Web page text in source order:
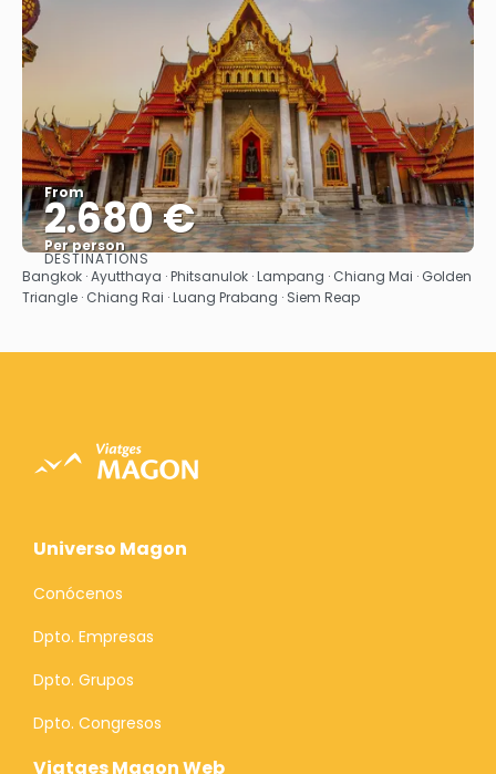
From
2.680 €
Per person
See
DESTINATIONS
Bangkok · Ayutthaya · Phitsanulok · Lampang · Chiang Mai · Golden
Triangle · Chiang Rai · Luang Prabang · Siem Reap
Viatges Magon Web
Universo Magon
Conócenos
Dpto. Empresas
Dpto. Grupos
Dpto. Congresos